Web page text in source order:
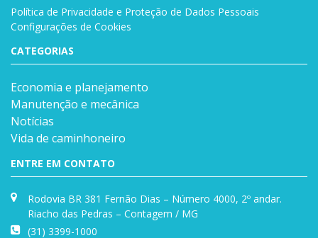
Política de Privacidade e Proteção de Dados Pessoais
Configurações de Cookies
CATEGORIAS
Economia e planejamento
Manutenção e mecânica
Notícias
Vida de caminhoneiro
ENTRE EM CONTATO
Rodovia BR 381 Fernão Dias – Número 4000, 2º andar.
Riacho das Pedras – Contagem / MG
(31) 3399-1000